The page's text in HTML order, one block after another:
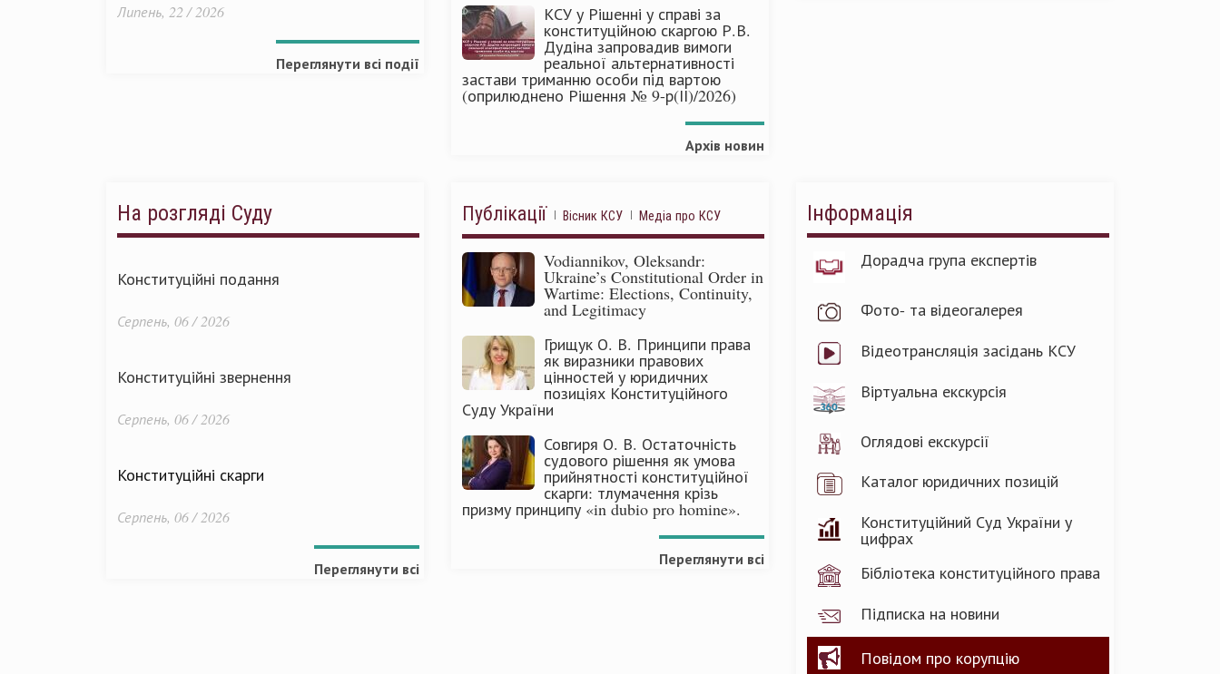
Липень, 22 / 2026
Переглянути всі події
КСУ у Рішенні у справі за
конституційною скаргою Р.В.
Дудіна запровадив вимоги
реальної альтернативності
застави триманню особи під вартою
(оприлюднено Рішення № 9-р(ІІ)/2026)
Архів новин
На розгляді Суду
Конституційні подання
Серпень, 06 / 2026
Конституційні звернення
Серпень, 06 / 2026
Конституційні скарги
Серпень, 06 / 2026
Переглянути всі
Публікації Вісник КСУ Медіа про КСУ
Vodiannikov, Oleksandr:
Ukraine’s Constitutional Order in
Wartime: Elections, Continuity,
and Legitimacy
Грищук О. В. Принципи права
як виразники правових
цінностей у юридичних
позиціях Конституційного
Суду України
Совгиря О. В. Остаточність
судового рішення як умова
прийнятності конституційної
скарги: тлумачення крізь
призму принципу «in dubio pro homine».
Переглянути всі
Інформація
Дорадча група експертів
Фото- та відеогалерея
Відеотрансляція засідань КСУ
Віртуальна екскурсія
Оглядові екскурсії
Каталог юридичних позицій
Конституційний Суд України у
цифрах
Бібліотека конституційного права
Підписка на новини
Повідом про корупцію